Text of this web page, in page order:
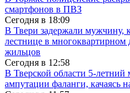
смартфонов в ПВЗ
Сегодня в 18:09
В Твери задержали мужчину,
лестнице в
жильцов
Сегодня в 12:58
В Тверской области 5-летний
ампутации фаланги, качаясь